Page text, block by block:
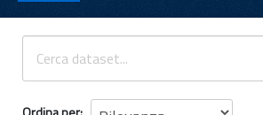
TEMI
INFORMAZIONI